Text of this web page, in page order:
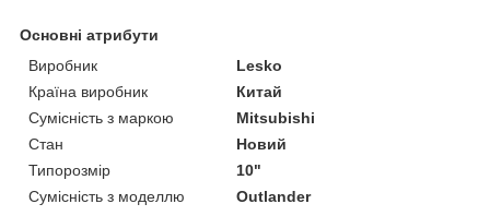
Основні атрибути
Виробник
Lesko
Країна виробник
Китай
Сумісність з маркою
Mitsubishi
Стан
Новий
Типорозмір
10"
Сумісність з моделлю
Outlander